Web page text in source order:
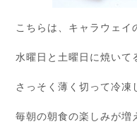
こちらは、キャラウェイ
水曜日と土曜日に焼いて
さっそく薄く切って冷凍
毎朝の朝食の楽しみが増